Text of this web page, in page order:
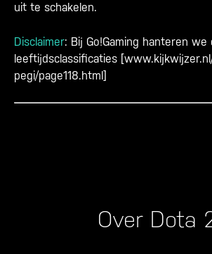
uit te schakelen.
Disclaimer: Bij Go!Gaming hanteren we
leeftijdsclassificaties [
pegi/page118.html]
Over Dota